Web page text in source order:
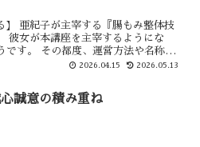
】 亜紀子が主宰する『腸もみ整体技
彼女が本講座を主宰するようにな
です。 その都度、運営方法や名称を
なことは確固たるものがあり...
2026.04.15 2026.05.13
誠意の積み重ね